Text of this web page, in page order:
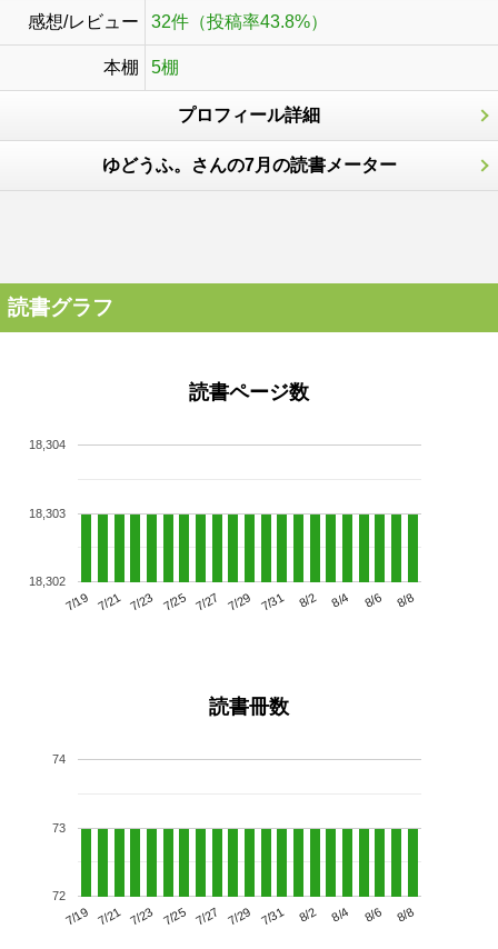
感想/レビュー 32件（投稿率43.8%）
本棚 5棚
プロフィール詳細
ゆどうふ。さんの7月の読書メーター
読書グラフ
読書ページ数
7/19 7/21 7/23 7/25 7/27 7/29 7/31 8/2 8/4 8/6 8/8
18,302
18,303
18,304
読書冊数
7/19 7/21 7/23 7/25 7/27 7/29 7/31 8/2 8/4 8/6 8/8
72
73
74